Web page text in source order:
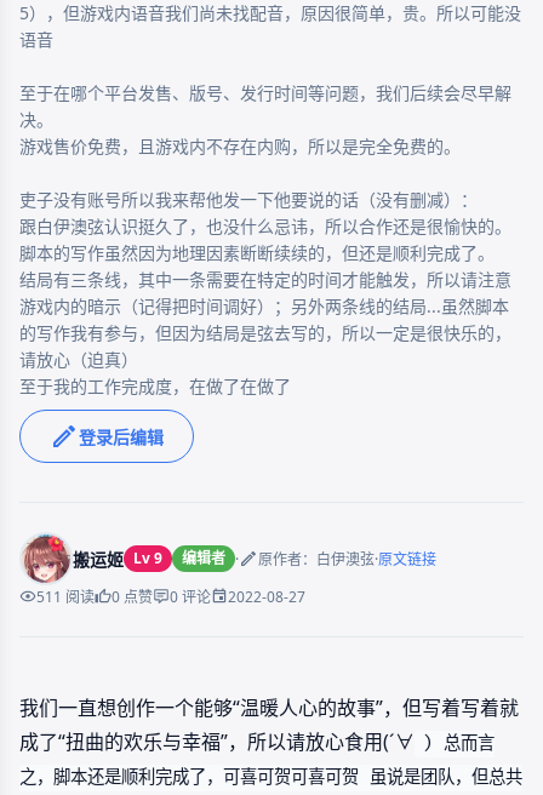
5），但游戏内语音我们尚未找配音，原因很简单，贵。所以可能没
语音
至于在哪个平台发售、版号、发行时间等问题，我们后续会尽早解
决。
游戏售价免费，且游戏内不存在内购，所以是完全免费的。
吏子没有账号所以我来帮他发一下他要说的话（没有删减）：
跟白伊澳弦认识挺久了，也没什么忌讳，所以合作还是很愉快的。
脚本的写作虽然因为地理因素断断续续的，但还是顺利完成了。
结局有三条线，其中一条需要在特定的时间才能触发，所以请注意
游戏内的暗示（记得把时间调好）；另外两条线的结局...虽然脚本
的写作我有参与，但因为结局是弦去写的，所以一定是很快乐的，
请放心（迫真）
至于我的工作完成度，在做了在做了
登录后编辑
搬运姬 Lv 9 编辑者 · 原作者：白伊澳弦·原文链接
511 阅读
0 点赞 0 评论 2022-08-27
我们一直想创作一个能够“温暖人心的故事”，但写着写着就
成了“扭曲的欢乐与幸福”，所以请放心食用(´∀
) 总而言
之，脚本还是顺利完成了，可喜可贺可喜可贺 虽说是团队，但总共